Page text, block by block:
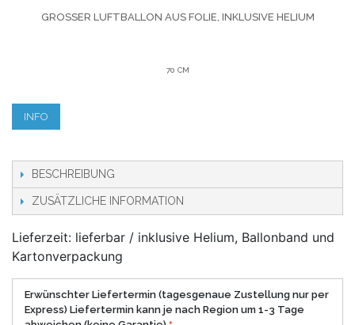
GROSSER LUFTBALLON AUS FOLIE, INKLUSIVE HELIUM
70 CM
INFO
BESCHREIBUNG
ZUSÄTZLICHE INFORMATION
Lieferzeit: lieferbar / inklusive Helium, Ballonband und
Kartonverpackung
Erwünschter Liefertermin (tagesgenaue Zustellung nur per
Express) Liefertermin kann je nach Region um 1-3 Tage